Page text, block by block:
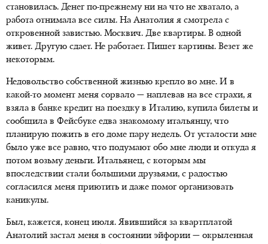
становилась. Денег по-прежнему ни на что не хватало, а
работа отнимала все силы. На Анатолия я смотрела с
откровенной завистью. Москвич. Две квартиры. В одной
живет. Другую сдает. Не работает. Пишет картины. Везет же
некоторым.
Недовольство собственной жизнью крепло во мне. И в
какой-то момент меня сорвало — наплевав на все страхи, я
взяла в банке кредит на поездку в Италию, купила билеты и
сообщила в Фейсбуке едва знакомому итальянцу, что
планирую пожить в его доме пару недель. От усталости мне
было уже все равно, что подумают обо мне люди и откуда я
потом возьму деньги. Итальянец, с которым мы
впоследствии стали большими друзьями, с радостью
согласился меня приютить и даже помог организовать
каникулы.
Был, кажется, конец июля. Явившийся за квартплатой
Анатолий застал меня в состоянии эйфории — окрыленная